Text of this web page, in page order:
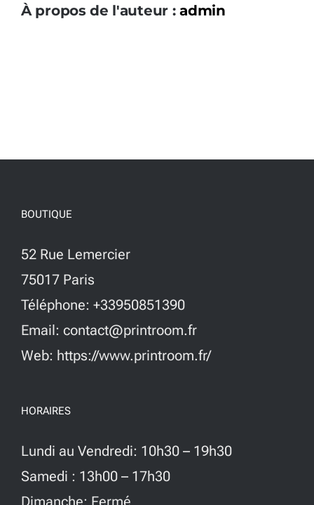
À propos de l'auteur :admin
BOUTIQUE
52 Rue Lemercier
75017 Paris
Téléphone: +33950851390
Email: contact@printroom.fr
Web: https://www.printroom.fr/
HORAIRES
Lundi au Vendredi: 10h30 – 19h30
Samedi : 13h00 – 17h30
Dimanche: Fermé